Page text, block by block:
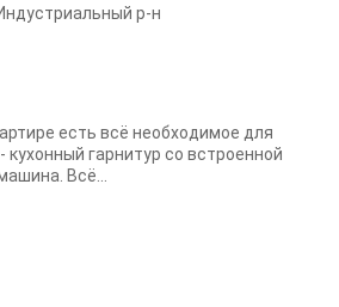
р-н
есть всё необходимое для
гарнитур со встроенной
Всё...